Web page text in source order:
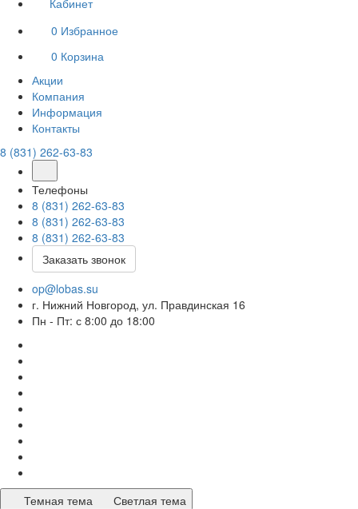
Кабинет
0 Избранное
0 Корзина
Акции
Компания
Информация
Контакты
8 (831) 262-63-83
Телефоны
8 (831) 262-63-83
8 (831) 262-63-83
8 (831) 262-63-83
Заказать звонок
op@lobas.su
г. Нижний Новгород, ул. Правдинская 16
Пн - Пт: с 8:00 до 18:00
Темная тема
Светлая тема